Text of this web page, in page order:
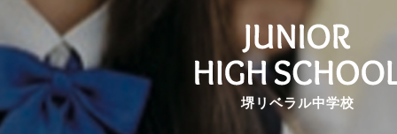
堺リベラル中学校